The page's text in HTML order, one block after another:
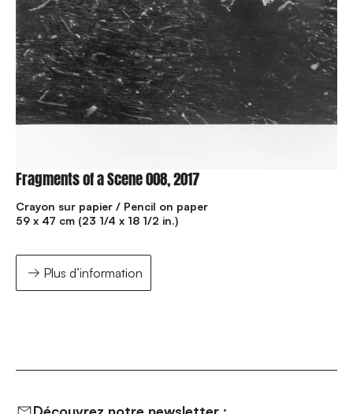
Fragments of a Scene 008, 2017
Crayon sur papier / Pencil on paper
59 x 47 cm (23 1/4 x 18 1/2 in.)
Plus d’information